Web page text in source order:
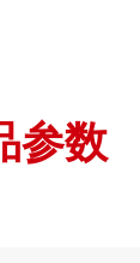
参数